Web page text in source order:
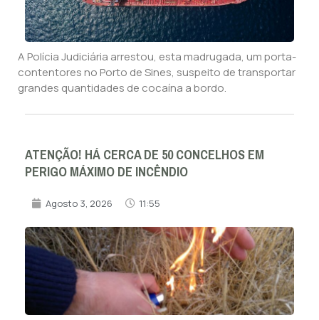
A Polícia Judiciária arrestou, esta madrugada, um porta-
contentores no Porto de Sines, suspeito de transportar
grandes quantidades de cocaína a bordo.
ATENÇÃO! HÁ CERCA DE 50 CONCELHOS EM
PERIGO MÁXIMO DE INCÊNDIO
Agosto 3, 2026 11:55